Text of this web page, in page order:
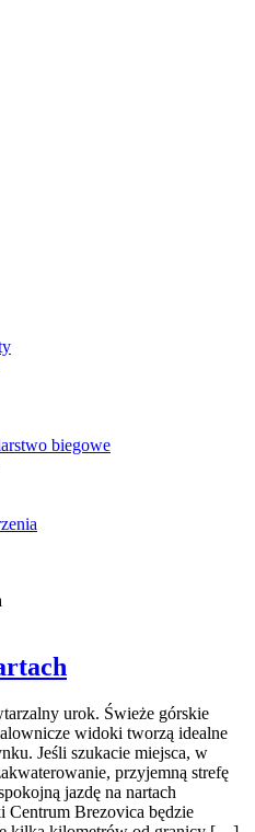
biegowe
urok. Świeże górskie
widoki tworzą idealne
Jeśli szukacie miejsca, w
przyjemną strefę
jazdę na nartach
Centrum Brezovica będzie